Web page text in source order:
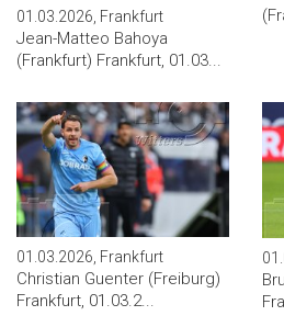
01.03.2026, Frankfurt
Jean-Matteo Bahoya
(Frankfurt) Frankfurt, 01.03...
01.03.2026, Frankfurt
Christian Guenter (Freiburg)
Frankfurt, 01.03.2...